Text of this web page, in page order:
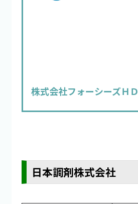
株式会社フォーシーズＨＤ
日本調剤株式会社